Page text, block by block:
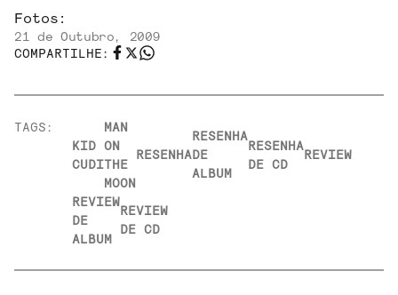
Fotos:
21 de Outubro, 2009
COMPARTILHE:
TAGS:
KID
CUDI
MAN
ON
THE
MOON
RESENHA
RESENHA
DE
ALBUM
RESENHA
DE CD
REVIEW
REVIEW
DE
ALBUM
REVIEW
DE CD